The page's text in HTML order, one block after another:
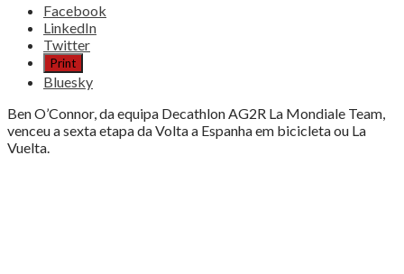
Share
post
"VUELTA,
BEN
O’CONNOR
NOVO
LÍDER,
ALMEIDA
Facebook
LinkedIn
Twitter
Print
Bluesky
Ben O’Connor, da equipa Decathlon AG2R La Mondiale Team,
venceu a sexta etapa da Volta a Espanha em bicicleta ou La
Vuelta.